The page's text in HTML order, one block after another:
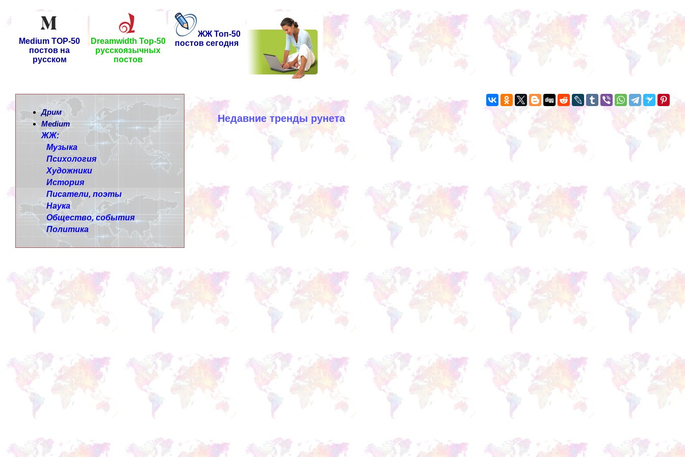
Medium TOP-50
постов на
русском
Dreamwidth Top-50
русскоязычных
постов
ЖЖ Топ-50
постов сегодня
Недавние тренды рунета
Дрим
Medium
ЖЖ:
Музыка
Психология
Художники
История
Писатели, поэты
Наука
Общество, события
Политика